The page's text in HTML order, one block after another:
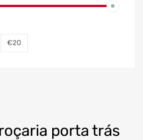
porta trás
€20